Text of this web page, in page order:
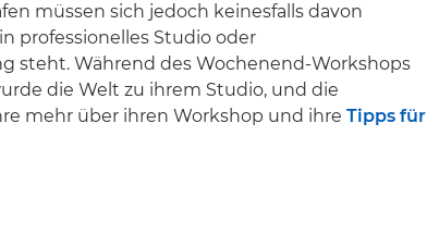
müssen sich jedoch keinesfalls davon
professionelles Studio oder
steht. Während des Wochenend-Workshops
die Welt zu ihrem Studio, und die
mehr über ihren Workshop und ihre Tipps für